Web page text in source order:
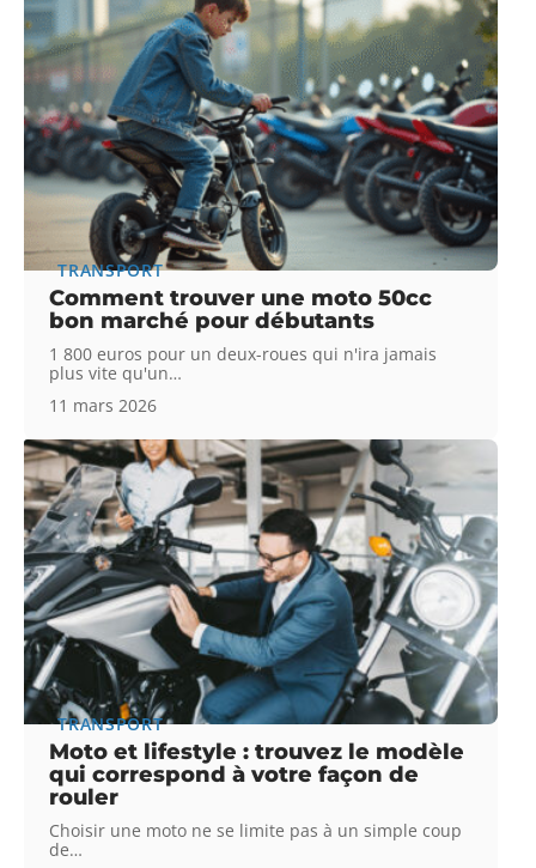
TRANSPORT
Comment trouver une moto 50cc
bon marché pour débutants
1 800 euros pour un deux-roues qui n'ira jamais
plus vite qu'un…
11 mars 2026
TRANSPORT
Moto et lifestyle : trouvez le modèle
qui correspond à votre façon de
rouler
Choisir une moto ne se limite pas à un simple coup
de…